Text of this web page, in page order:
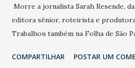
Morre a jornalista Sarah Resende,
editora sênior, roteirista e produtora
Trabalhou também na Folha de São
COMPARTILHAR POSTAR UM